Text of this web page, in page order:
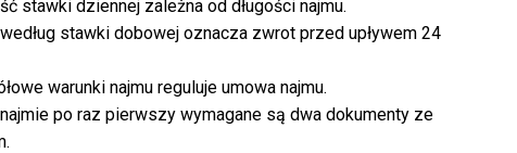
stawki dziennej zależna od długości najmu.
stawki dobowej oznacza zwrot przed upływem 24
warunki najmu reguluje umowa najmu.
po raz pierwszy wymagane są dwa dokumenty ze